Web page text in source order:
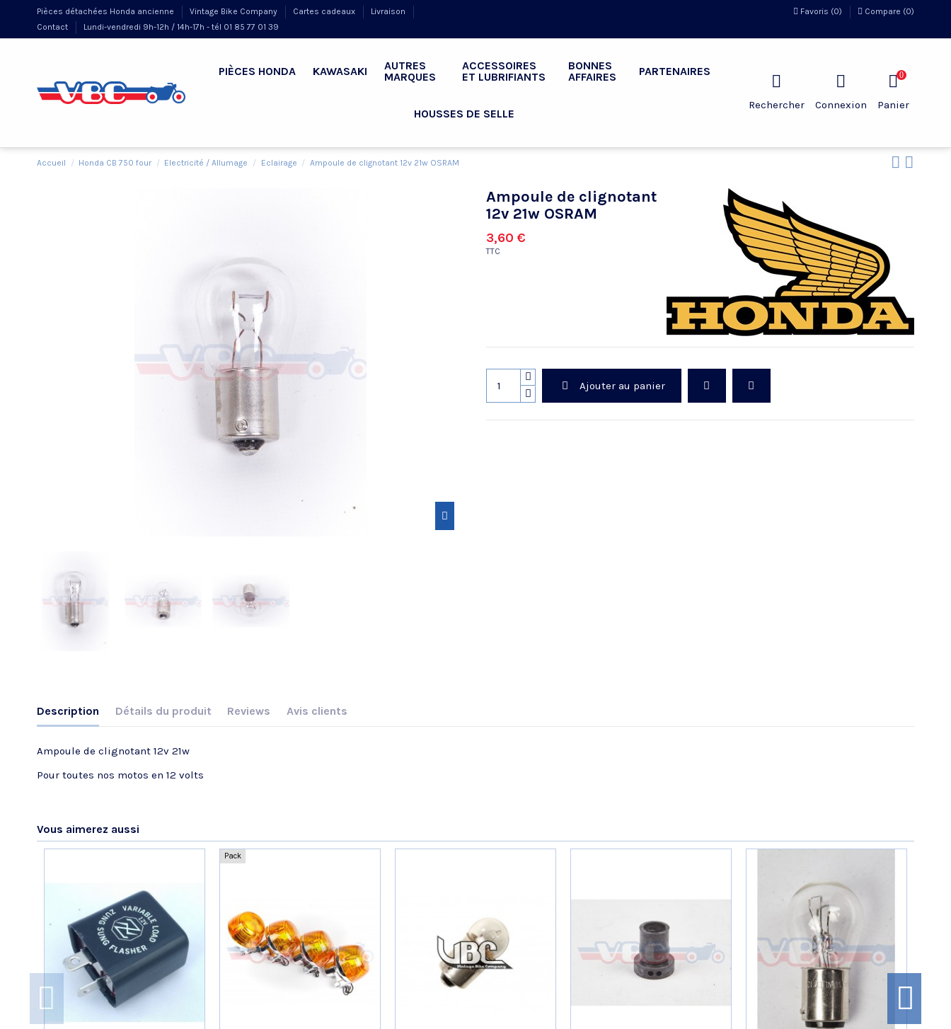
Pièces détachées Honda ancienne Vintage Bike Company Cartes cadeaux
Livraison
Contact
Lundi-vendredi 9h-12h / 14h-17h - tél 01 85 77 01 39
Favoris (0) Compare (0)
PIÈCES HONDA KAWASAKI
AUTRES
MARQUES
ACCESSOIRES
ET LUBRIFIANTS
BONNES
AFFAIRES
PARTENAIRES
HOUSSES DE SELLE
Rechercher Connexion
0
Panier
Accueil Honda CB 750 four Electricité / Allumage Eclairage Ampoule de clignotant 12v 21w OSRAM
Ampoule de clignotant
12v 21w OSRAM
3,60 €
TTC
Ajouter au panier
Description Détails du produit Reviews Avis clients
Ampoule de clignotant 12v 21w
Pour toutes nos motos en 12 volts
VOIR L'ATTESTATION 10/10
Basé sur 3 avis
Frederic B.
Publié le 27/06/2023 à 16:22(Date de commande : 09/06/2023)
Vous aimerez aussi
Pack